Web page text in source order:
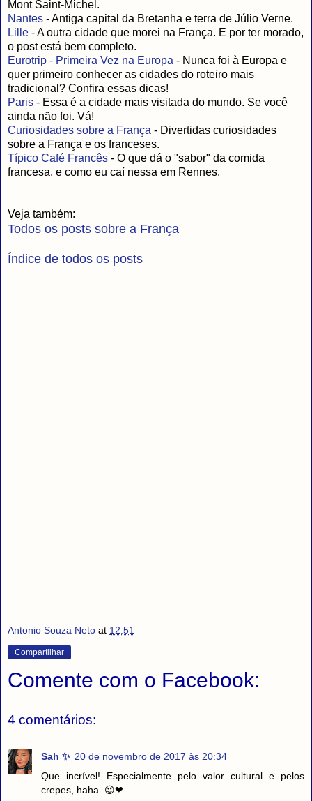
Mont Saint-Michel.
Nantes - Antiga capital da Bretanha e terra de Júlio Verne.
Lille - A outra cidade que morei na França. E por ter morado,
o post está bem completo.
Eurotrip - Primeira Vez na Europa - Nunca foi à Europa e
quer primeiro conhecer as cidades do roteiro mais
tradicional? Confira essas dicas!
Paris - Essa é a cidade mais visitada do mundo. Se você
ainda não foi. Vá!
Curiosidades sobre a França - Divertidas curiosidades
sobre a França e os franceses.
Típico Café Francês - O que dá o "sabor" da comida
francesa, e como eu caí nessa em Rennes.
Veja também:
Todos os posts sobre a França
Índice de todos os posts
Antonio Souza Neto at 12:51
Compartilhar
Comente com o Facebook:
4 comentários:
Sah ✨ 20 de novembro de 2017 às 20:34
Que incrível! Especialmente pelo valor cultural e pelos
crepes, haha. 😍❤